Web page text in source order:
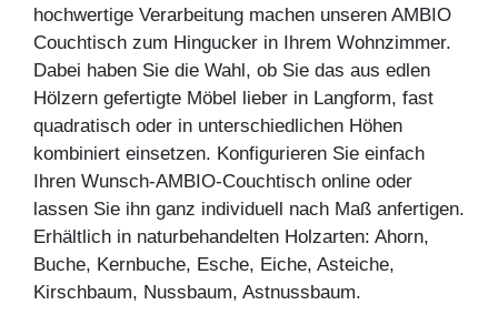
hochwertige Verarbeitung machen unseren AMBIO
Couchtisch zum Hingucker in Ihrem Wohnzimmer.
Dabei haben Sie die Wahl, ob Sie das aus edlen
Hölzern gefertigte Möbel lieber in Langform, fast
quadratisch oder in unterschiedlichen Höhen
kombiniert einsetzen. Konfigurieren Sie einfach
Ihren Wunsch-AMBIO-Couchtisch online oder
lassen Sie ihn ganz individuell nach Maß anfertigen.
Erhältlich in naturbehandelten Holzarten: Ahorn,
Buche, Kernbuche, Esche, Eiche, Asteiche,
Kirschbaum, Nussbaum, Astnussbaum.